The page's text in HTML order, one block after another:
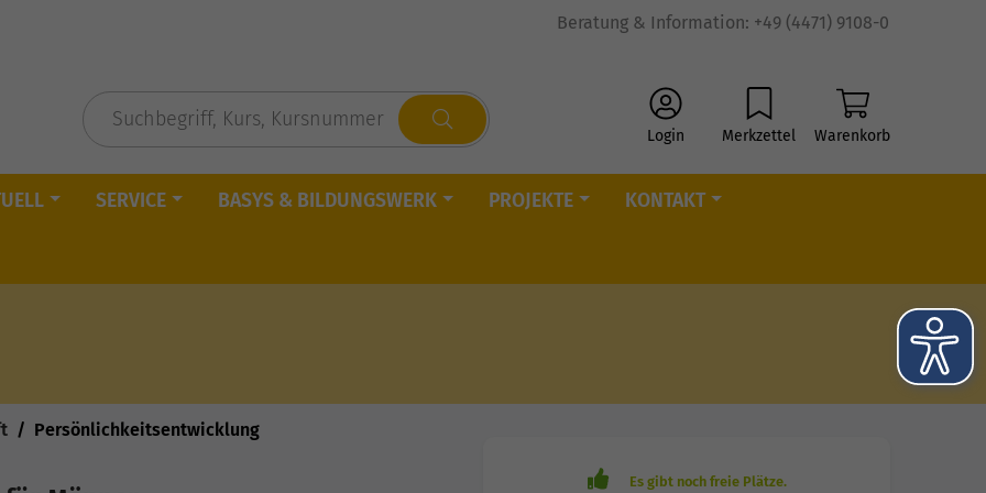
Beratung & Information: +49 (4471) 9108-0
Login Merkzettel Warenkorb
SERVICE BASYS & BILDUNGSWERK PROJEKTE KONTAKT
Persönlichkeitsentwicklung